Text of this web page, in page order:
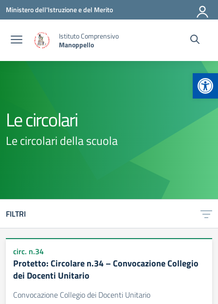
Vai ai contenuti
Vai al menu di navigazione
Vai al footer
Ministero dell'Istruzione e del Merito
Istituto Comprensivo
Manoppello
Le circolari
Le circolari della scuola
FILTRI
circ. n.34
Protetto: Circolare n.34 – Convocazione Collegio
dei Docenti Unitario
Convocazione Collegio dei Docenti Unitario